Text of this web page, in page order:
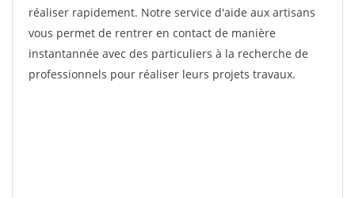
réaliser rapidement. Notre service d'aide aux artisans
vous permet de rentrer en contact de manière
instantannée avec des particuliers à la recherche de
professionnels pour réaliser leurs projets travaux.